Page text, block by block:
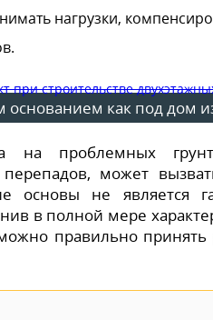
нагрузки,
как под дом
на проблемных
может
основы не является
в полной мере
правильно